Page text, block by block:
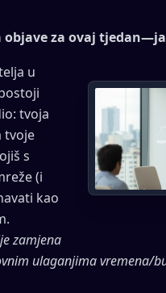
za ovaj
u
tvoja
tvoje
s
(i
kao
zamjena
ulaganjima vremena/